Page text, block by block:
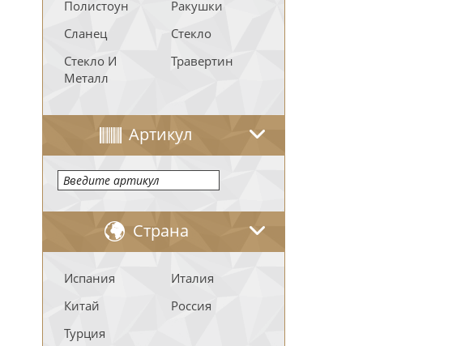
Полистоун
Ракушки
Сланец
Стекло
Стекло И
Металл
Травертин
Артикул
Страна
Испания
Италия
Китай
Россия
Турция